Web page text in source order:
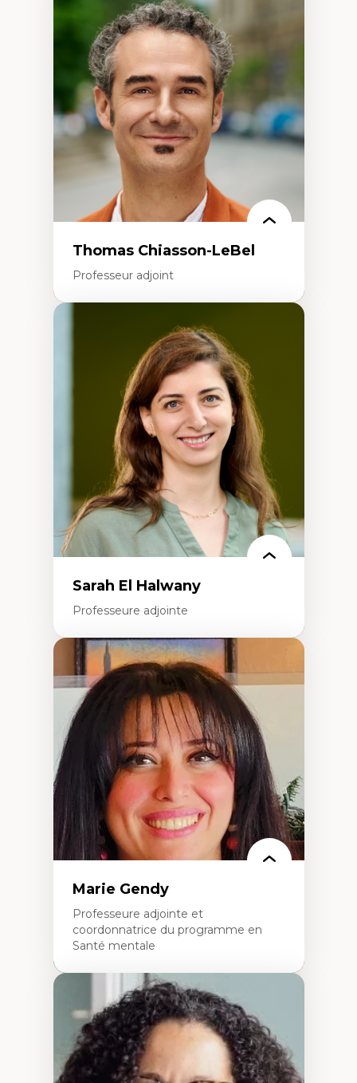
Trajectoires migratoires
Migrations forcées
Études des frontières; Enjeux géopolitiques
des migrations
Politiques migratoires
Réfugiés
Demandeurs d’asile
Migrations irrégulières
Migrations temporaires
Migration et changement climatique
Migration et développement
Thomas Chiasson-LeBel
Professeur adjoint
Théories du développement
Économie politique comparée
Élites économiques
Sociologie économique
Extractivisme
Classes sociales
Mouvements sociaux
Théories de l’État
Sarah El Halwany
Professeure adjointe
Expertises
Les apports pédagogiques des théories de
l'affect, du posthumanisme, du féminisme
dans l'éducation aux sciences
L'apprentissage des sciences/STIM dans une
perspective socioécologique de care
L’insertion professionnelle des
enseignant.e.s
Marie Gendy
Professeure adjointe et
coordonnatrice du programme en
Santé mentale
Expertises
Neuropsychiatrie et neurosciences
Direction d'essais cliniques
Analyse des politiques et pratiques en santé
mentale
Développement de protocoles d'essais